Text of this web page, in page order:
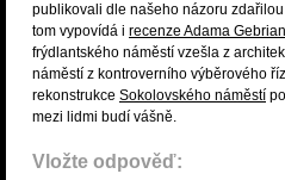
publikovali dle našeho názoru
tom vypovídá i recenze Adama
frýdlantského náměstí vzešla z
náměstí z kontroverního výběrového
rekonstrukce Sokolovského náměstí
mezi lidmi budí vášně.
Vložte odpověď: